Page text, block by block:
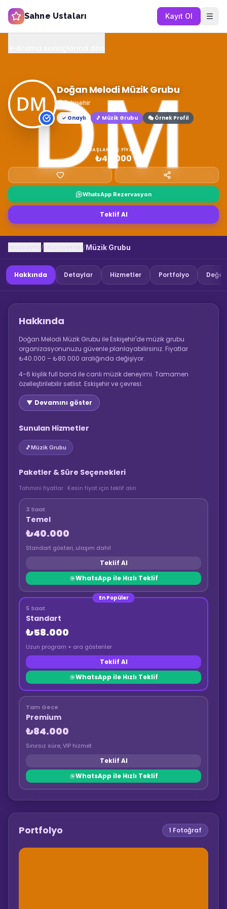
Sahne Ustaları Kayıt Ol
Doğan Melodi Müzik Grubu
Eskişehir
✓ Onaylı
🎵 Müzik Grubu 🎭 Örnek Profil
BAŞLANGIÇ FIYATI
₺40.000
WhatsApp Rezervasyon
Teklif Al
/ /Müzik Grubu
Hakkında Detaylar Hizmetler Portfolyo
Hakkında
Doğan Melodi Müzik Grubu ile Eskişehir'de müzik grubu
organizasyonunuzu güvenle planlayabilirsiniz. Fiyatlar
₺40.000 – ₺80.000 aralığında değişiyor.
4-6 kişilik full band ile canlı müzik deneyimi. Tamamen
özelleştirilebilir setlist. Eskişehir ve çevresi.
▼ Devamını göster
Sunulan Hizmetler
🎵Müzik Grubu
Paketler & Süre Seçenekleri
Tahmini fiyatlar · Kesin fiyat için teklif alın
3 Saat
Temel
₺40.000
Standart gösteri, ulaşım dahil
Teklif Al
WhatsApp ile Hızlı Teklif
En Popüler
5 Saat
Standart
₺58.000
Uzun program + ara gösteriler
Teklif Al
WhatsApp ile Hızlı Teklif
Tam Gece
Premium
₺84.000
Sınırsız süre, VIP hizmet
Teklif Al
WhatsApp ile Hızlı Teklif
Portfolyo 1 Fotoğraf